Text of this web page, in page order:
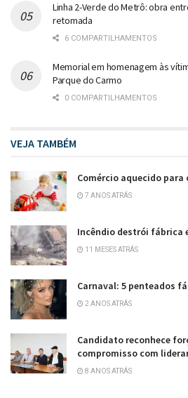
Linha 2-Verde do Metrô: obra
retomada
6 COMPARTILHAMENTOS
Memorial em homenagem às
Parque do Carmo
0 COMPARTILHAMENTOS
VEJA TAMBÉM
Comércio aquecido para
7 ANOS ATRÁS
Incêndio destrói fábrica
11 MESES ATRÁS
Carnaval: 5 penteados
2 ANOS ATRÁS
Candidato reconhece
compromisso com
8 ANOS ATRÁS